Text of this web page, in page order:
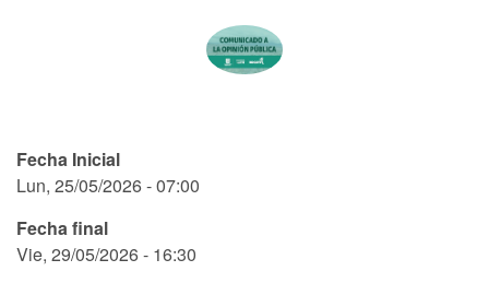
Fecha Inicial
Lun, 25/05/2026 - 07:00
Fecha final
Vie, 29/05/2026 - 16:30